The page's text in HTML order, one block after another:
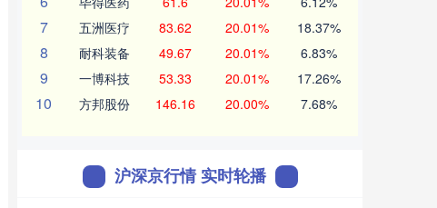
7 五洲医疗 83.62 20.01% 18.37%
8 耐科装备 49.67 20.01% 6.83%
9 一博科技 53.33 20.01% 17.26%
10 方邦股份 146.16 20.00% 7.68%
沪深京行情 实时轮播